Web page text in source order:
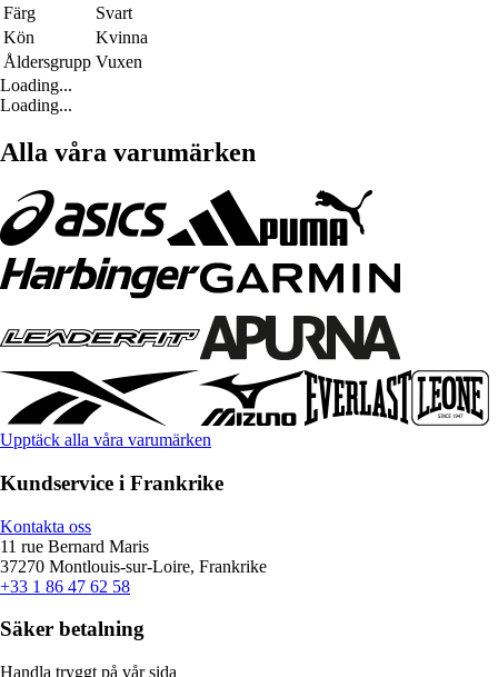
Färg
Svart
Kön
Kvinna
Åldersgrupp Vuxen
Loading...
Loading...
Alla våra varumärken
Upptäck alla våra varumärken
Kundservice i Frankrike
Kontakta oss
11 rue Bernard Maris
37270 Montlouis-sur-Loire, Frankrike
+33 1 86 47 62 58
Säker betalning
Handla tryggt på vår sida